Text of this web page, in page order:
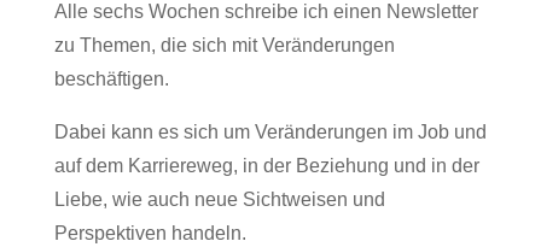
Alle sechs Wochen schreibe ich einen Newsletter
zu Themen, die sich mit Veränderungen
beschäftigen.
Dabei kann es sich um Veränderungen im Job und
auf dem Karriereweg, in der Beziehung und in der
Liebe, wie auch neue Sichtweisen und
Perspektiven handeln.